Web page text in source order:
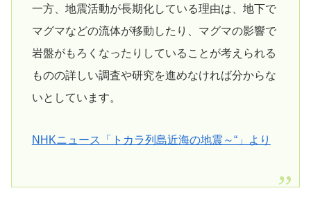
一方、地震活動が長期化している理由は、地下で
マグマなどの流体が移動したり、マグマの影響で
岩盤がもろくなったりしていることが考えられる
ものの詳しい調査や研究を進めなければ分からな
いとしています。
NHKニュース「トカラ列島近海の地震～“」より